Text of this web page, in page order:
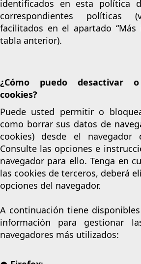
identificados en esta política
correspondientes políticas
facilitados en el apartado “Más
tabla anterior).
¿Cómo puedo desactivar
cookies?
Puede usted permitir o
como borrar sus datos de
cookies) desde el navegador
Consulte las opciones e
navegador para ello. Tenga en
las cookies de terceros, deberá
opciones del navegador.
A continuación tiene
información para gestionar
navegadores más utilizados: